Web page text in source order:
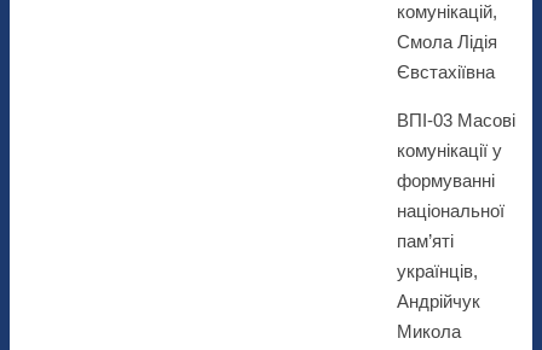
комунікацій,
Смола Лідія
Євстахіївна
ВПІ-03 Масові
комунікації у
формуванні
національної
пам’яті
українців,
Андрійчук
Микола